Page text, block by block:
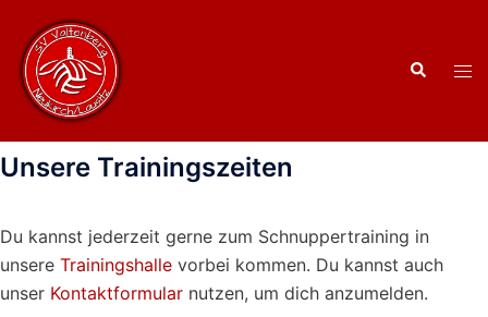
Inhalt
springen
Suche
Unsere Trainingszeiten
Du kannst jederzeit gerne zum Schnuppertraining in
unsere Trainingshalle vorbei kommen. Du kannst auch
unser Kontaktformular nutzen, um dich anzumelden.